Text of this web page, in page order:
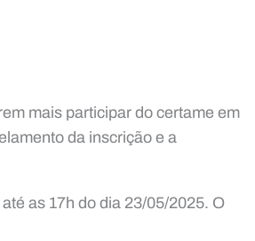
mais participar do certame em
da inscrição e a
as 17h do dia 23/05/2025. O